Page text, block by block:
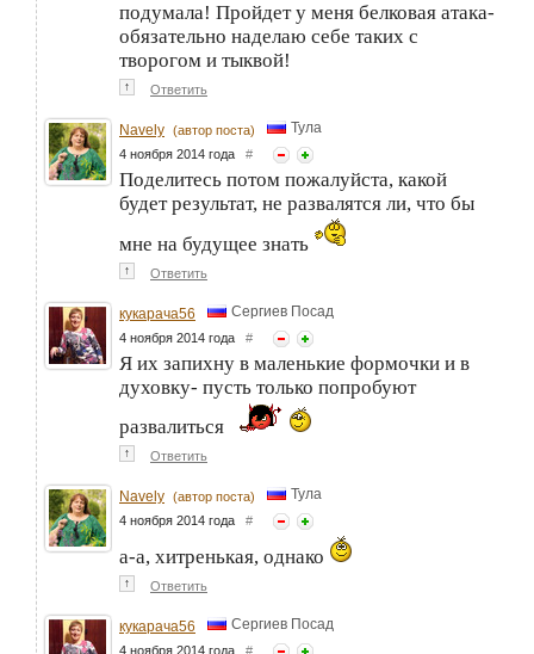
подумала! Пройдет у меня белковая атака-
обязательно наделаю себе таких с
творогом и тыквой!
↑ Ответить
Navely (автор поста) Тула
4 ноября 2014 года #
Поделитесь потом пожалуйста, какой
будет результат, не развалятся ли, что бы
мне на будущее знать
↑ Ответить
кукарача56 Сергиев Посад
4 ноября 2014 года #
Я их запихну в маленькие формочки и в
духовку- пусть только попробуют
развалиться
↑ Ответить
Navely (автор поста) Тула
4 ноября 2014 года #
а-а, хитренькая, однако
↑ Ответить
кукарача56 Сергиев Посад
4 ноября 2014 года #